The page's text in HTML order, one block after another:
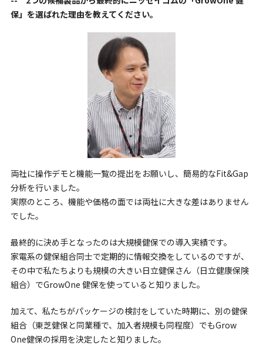
保」を選ばれた理由を教えてください。
両社に操作デモと機能一覧の提出をお願いし、簡易的なFit&Gap
分析を行いました。
実際のところ、機能や価格の面では両社に大きな差はありません
でした。
最終的に決め手となったのは大規模健保での導入実績です。
家電系の健保組合同士で定期的に情報交換をしているのですが、
その中で私たちよりも規模の大きい日立健保さん（日立健康保険
組合）でGrowOne 健保を使っていると知りました。
加えて、私たちがパッケージの検討をしていた時期に、別の健保
組合（東芝健保と同業種で、加入者規模も同程度）でもGrow
One健保の採用を決定したと知りました。